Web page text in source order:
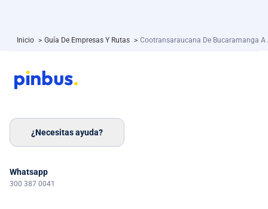
Inicio > Guía De Empresas Y Rutas > Cootransaraucana De Bucaramanga A
¿Necesitas ayuda?
Whatsapp
300 387 0041